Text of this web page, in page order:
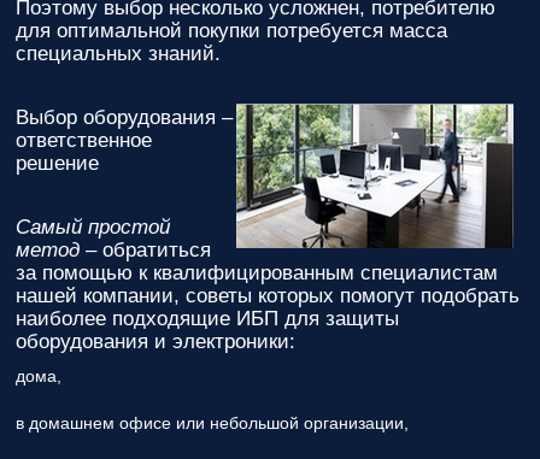
Поэтому выбор несколько усложнен, потребителю
для оптимальной покупки потребуется масса
специальных знаний.
Выбор оборудования –
ответственное
решение
Самый простой
метод – обратиться
за помощью к квалифицированным специалистам
нашей компании, советы которых помогут подобрать
наиболее подходящие ИБП для защиты
оборудования и электроники:
дома,
в домашнем офисе или небольшой организации,
материалов!
Контакты
персонального
менеджера,
который
ответит на
любой
вопрос и
будет
за поставку!
Вопрос1из 6
Выберите
необходимое